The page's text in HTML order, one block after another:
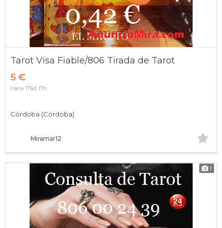
Tarot Visa Fiable/806 Tirada de Tarot
5 €
Miramar12
Córdoba (Córdoba)
Hace 176d 17h
1